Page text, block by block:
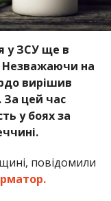
у ЗСУ ще в
Незважаючи на
вирішив
цей час
у боях за
повідомили